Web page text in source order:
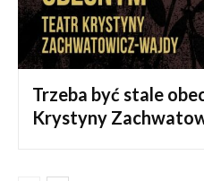
Trzeba być stale
Krystyny